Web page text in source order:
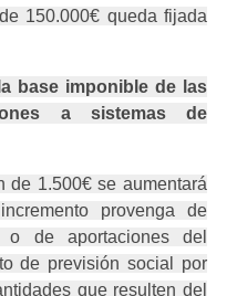
150.000€ queda fijada
base imponible de las
a sistemas de
de 1.500€ se aumentará
provenga de
o de aportaciones del
de previsión social por
que resulten del